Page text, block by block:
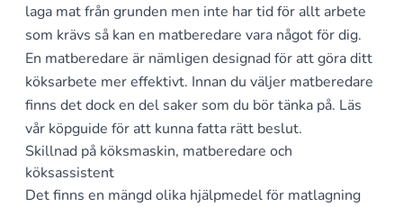
laga mat från grunden men inte har tid för allt arbete
som krävs så kan en matberedare vara något för dig.
En matberedare är nämligen designad för att göra ditt
köksarbete mer effektivt. Innan du väljer matberedare
finns det dock en del saker som du bör tänka på. Läs
vår köpguide för att kunna fatta rätt beslut.
Skillnad på köksmaskin, matberedare och
köksassistent
Det finns en mängd olika hjälpmedel för matlagning